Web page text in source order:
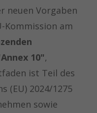
neuen Vorgaben
Kommission am
10",
ist Teil des
(EU) 2024/1275
sowie